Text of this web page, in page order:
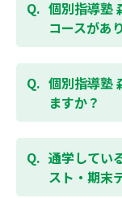
す。また、
間～5日間の
可能です。
個別指導塾
コースがあ
個別指導塾
生のコース
プを目的と
学生用の英
は校舎にお
お問合わせ
個別指導塾
ますか？
はい、1教科
勉強できる
受講をおす
ください。
通学してい
スト・期末